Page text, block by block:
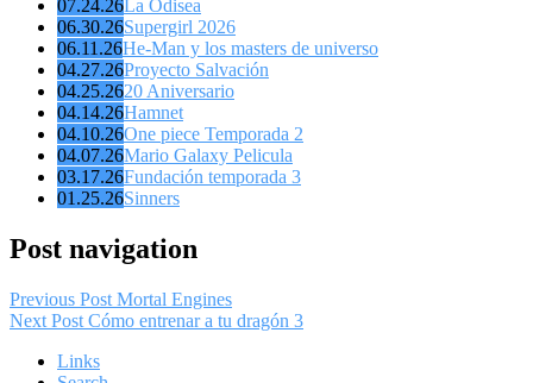
07.24.26La Odisea
06.30.26Supergirl 2026
06.11.26He-Man y los masters de universo
04.27.26Proyecto Salvación
04.25.2620 Aniversario
04.14.26Hamnet
04.10.26One piece Temporada 2
04.07.26Mario Galaxy Pelicula
03.17.26Fundación temporada 3
01.25.26Sinners
Post navigation
Previous Post Mortal Engines
Next Post Cómo entrenar a tu dragón 3
Links